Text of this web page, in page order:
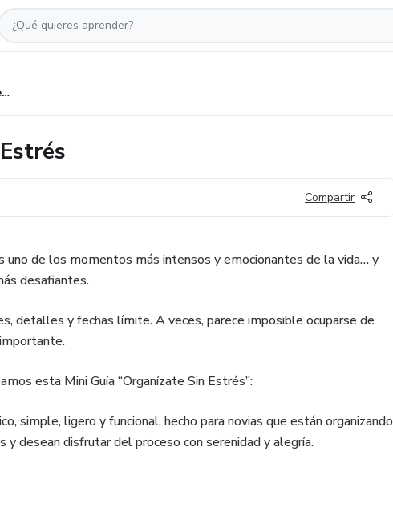
Mini Guía: Organízate Sin Estrés
Compartir
uno de los momentos más intensos y emocionantes de la vida… y
desafiantes.
detalles y fechas límite. A veces, parece imposible ocuparse de
esta Mini Guía “Organízate Sin Estrés”:
simple, ligero y funcional, hecho para novias que están organizando
y desean disfrutar del proceso con serenidad y alegría.